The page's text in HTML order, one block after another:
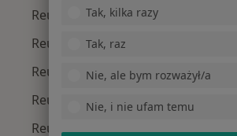
Reumatolodzy z Allianz w Poznaniu
Reumatolodzy z PZU Zdrowie w
Reumatolodzy z LUX MED w
Reumatolodzy z POLMED w
Reumatolodzy z Medicover w
Tak, kilka razy
Tak, raz
Nie, ale bym rozważył/a
Nie, i nie ufam temu